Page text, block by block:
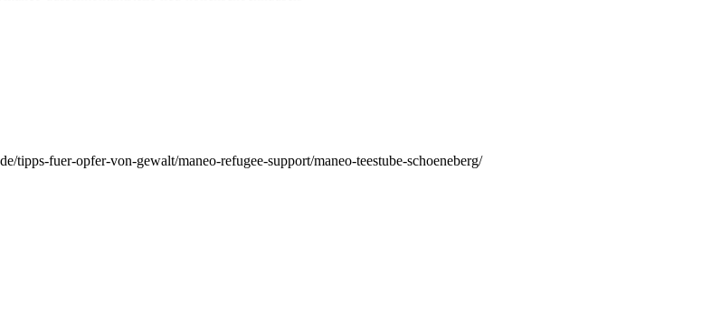
tipps-fuer-opfer-von-gewalt/maneo-refugee-support/maneo-teestube-schoeneberg/